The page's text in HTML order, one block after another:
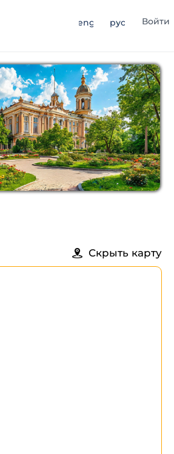
eng рус Войти
Скрыть карту